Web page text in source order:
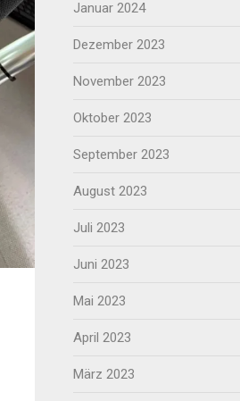
Januar 2024
Dezember 2023
November 2023
Oktober 2023
September 2023
August 2023
Juli 2023
Juni 2023
Mai 2023
April 2023
März 2023